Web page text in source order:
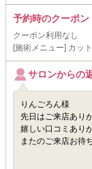
予約時のクーポン
クーポン利用なし
[施術メニュー] カット
サロンからの
りんごろん様
先日はご来店あり
嬉しい口コミあり
またのご来店お待